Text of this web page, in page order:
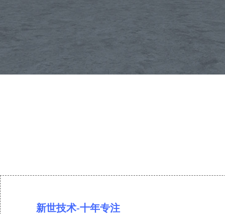
新世技术-十年专注